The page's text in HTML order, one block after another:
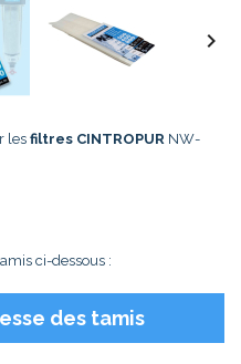

lesfiltres CINTROPUR NW-
ci-dessous :
des tamis